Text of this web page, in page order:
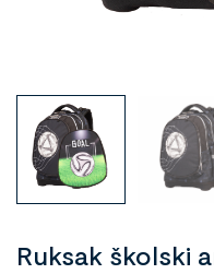
Ruksak školski